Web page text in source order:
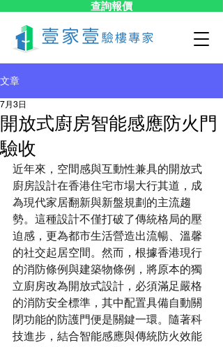
查詢報價
文章
開放式廚房智能感應防火門
驗收
7月3日
近年來，空間感與互動性兼具的開放式
廚房設計在香港住宅市場大行其道，成
為現代家居翻新與新盤規劃的主流趨
勢。這種設計不僅打破了傳統格局的壓
迫感，更為都市生活營造出流暢、溫馨
的社交起居空間。然而，根據香港現行
的消防條例與建築物條例，將原本的獨
立廚房改為開放式設計，必須滿足嚴格
的消防安全標準，其中配置具備自動關
閉功能的防護門便是關鍵一環。隨著科
技進步，結合智能感應與傳統防火效能